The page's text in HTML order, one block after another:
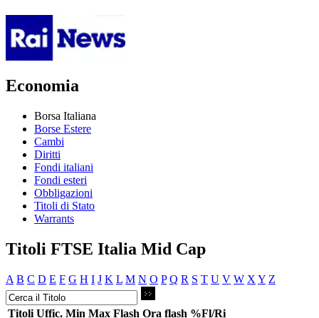
Economia
Borsa Italiana
Borse Estere
Cambi
Diritti
Fondi italiani
Fondi esteri
Obbligazioni
Titoli di Stato
Warrants
Titoli FTSE Italia Mid Cap
A B C D E F G H I J K L M N O P Q R S T U V W X Y Z
Titoli Uffic. Min Max Flash Ora flash %Fl/Ri